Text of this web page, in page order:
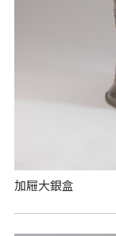
加屜大銀盒